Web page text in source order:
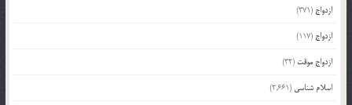
ازدواج (371)
ازدواج (117)
ازدواج موقت (32)
اسلام شناسی (2,661)